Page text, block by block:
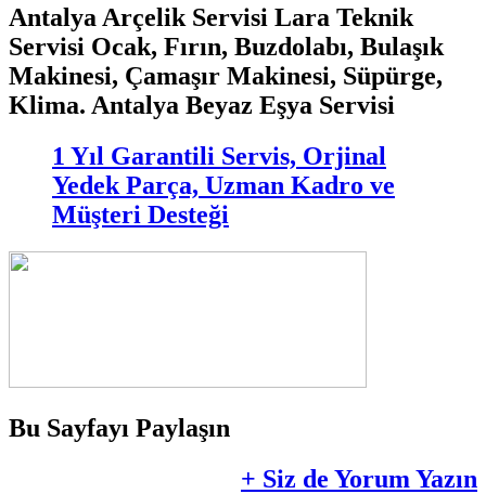
Antalya Arçelik Servisi Lara Teknik
Servisi Ocak, Fırın, Buzdolabı, Bulaşık
Makinesi, Çamaşır Makinesi, Süpürge,
Klima. Antalya Beyaz Eşya Servisi
1 Yıl Garantili Servis, Orjinal
Yedek Parça, Uzman Kadro ve
Müşteri Desteği
Bu Sayfayı Paylaşın
+ Siz de Yorum Yazın